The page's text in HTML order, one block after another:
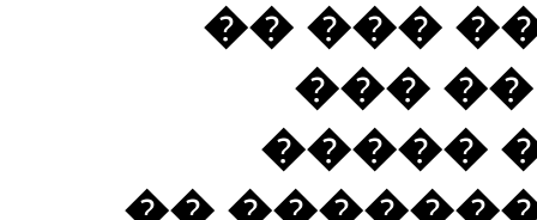
����
�����
�������